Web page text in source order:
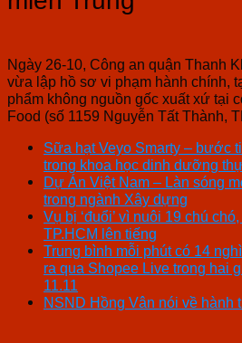
Ngày 26-10, Công an quận Thanh
vừa lập hồ sơ vi phạm hành chính,
phẩm không nguồn gốc xuất xứ tại
Food (số 1159 Nguyễn Tất Thành,
Sữa hạt Veyo Smarty – bước
trong khoa học dinh dưỡng
Dự Án Việt Nam – Làn sóng
trong ngành Xây dựng
Vụ bị ‘đuổi’ vì nuôi 19 chú
TP.HCM lên tiếng
Trung bình mỗi phút có 14
ra qua Shopee Live trong hai
11.11
NSND Hồng Vân nói về hành